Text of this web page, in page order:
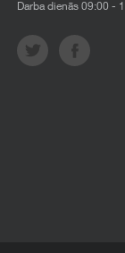
Darba dienās 09:00 -